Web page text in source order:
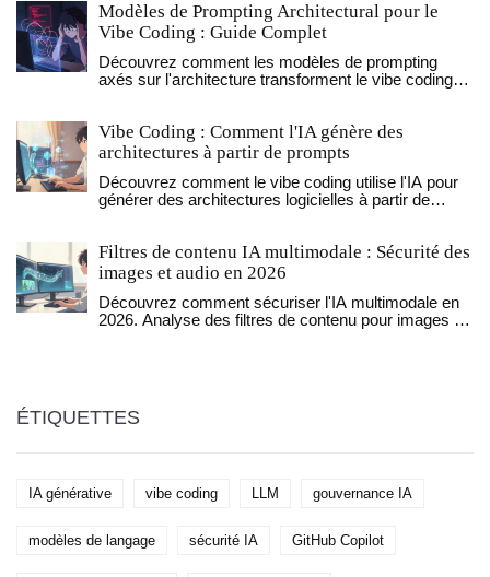
Modèles de Prompting Architectural pour le
Vibe Coding : Guide Complet
Découvrez comment les modèles de prompting
axés sur l'architecture transforment le vibe coding
et prêt pour la production.
Vibe Coding : Comment l'IA génère des
architectures à partir de prompts
Découvrez comment le vibe coding utilise l'IA pour
générer des architectures logicielles à partir de
Filtres de contenu IA multimodale : Sécurité des
images et audio en 2026
Découvrez comment sécuriser l'IA multimodale en
2026. Analyse des filtres de contenu pour images et
ÉTIQUETTES
IA générative vibe coding LLM gouvernance IA
modèles de langage sécurité IA GitHub Copilot